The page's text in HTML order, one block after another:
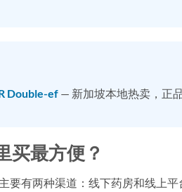
Double-ef — 新加坡本地热卖，正
买最方便？
要有两种渠道：线下药房和线上平